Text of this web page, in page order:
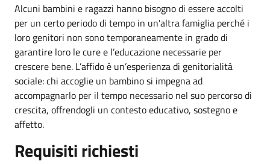
Alcuni bambini e ragazzi hanno bisogno di essere accolti
per un certo periodo di tempo in un'altra famiglia perché i
loro genitori non sono temporaneamente in grado di
garantire loro le cure e l’educazione necessarie per
crescere bene. L’affido è un’esperienza di genitorialità
sociale: chi accoglie un bambino si impegna ad
accompagnarlo per il tempo necessario nel suo percorso di
crescita, offrendogli un contesto educativo, sostegno e
affetto.
Requisiti richiesti